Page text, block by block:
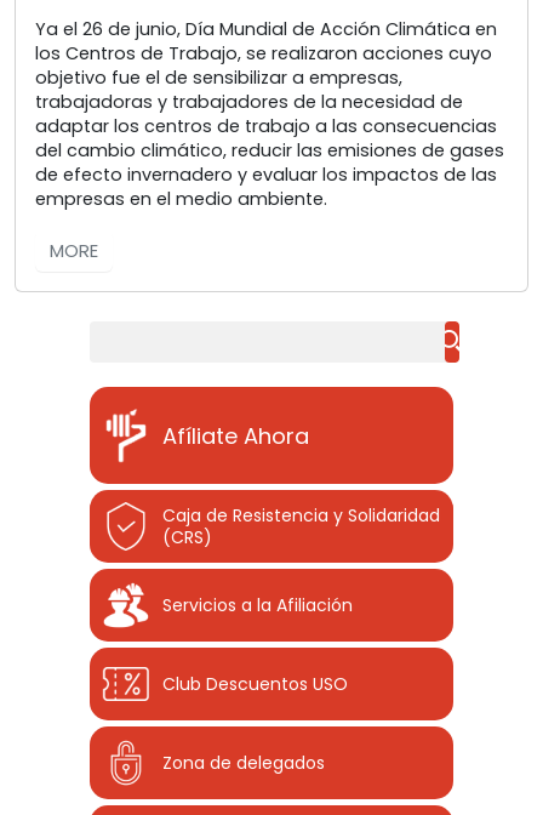
Ya el 26 de junio, Día Mundial de Acción Climática en
los Centros de Trabajo, se realizaron acciones cuyo
objetivo fue el de sensibilizar a empresas,
trabajadoras y trabajadores de la necesidad de
adaptar los centros de trabajo a las consecuencias
del cambio climático, reducir las emisiones de gases
de efecto invernadero y evaluar los impactos de las
empresas en el medio ambiente.
MORE
Afíliate Ahora
Caja de Resistencia y Solidaridad
(CRS)
Servicios a la Afiliación
Club Descuentos USO
Zona de delegados